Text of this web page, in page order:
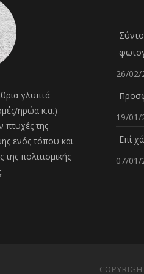
γλυπτά
ηρώα κ.α.)
πτυχές της
ενός τόπου και
πολιτισμικής
26/02/
19/01/
Επί
07/01/